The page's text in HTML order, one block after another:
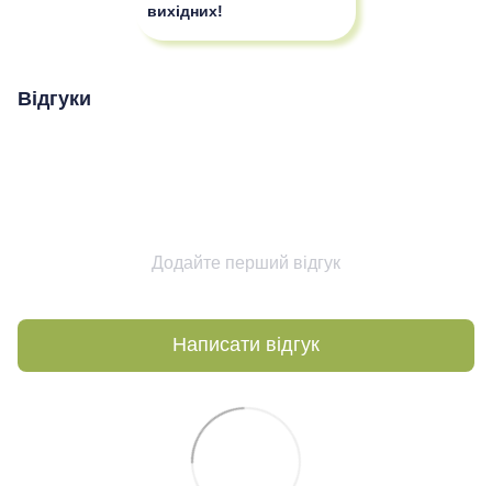
вихідних!
Відгуки
Додайте перший відгук
Написати відгук